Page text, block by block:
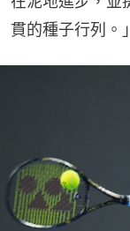
貫的種子行列。」